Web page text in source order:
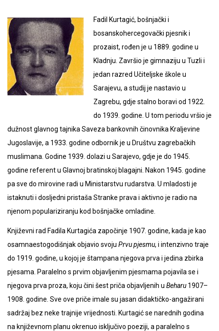
Fadil Kurtagić, bošnjački i
bosanskohercegovački pjesnik i
prozaist, rođen je u 1889. godine u
Kladnju. Završio je gimnaziju u Tuzli i
jedan razred Učiteljske škole u
Sarajevu, a studij je nastavio u
Zagrebu, gdje stalno boravi od 1922.
do 1939. godine. U tom periodu vršio je
dužnost glavnog tajnika Saveza bankovnih činovnika Kraljevine
Jugoslavije, a 1933. godine odbornik je u Društvu zagrebačkih
muslimana. Godine 1939. dolazi u Sarajevo, gdje je do 1945.
godine referent u Glavnoj bratinskoj blagajni. Nakon 1945. godine
pa sve do mirovine radi u Ministarstvu rudarstva. U mladosti je
istaknuti i dosljedni pristaša Stranke prava i aktivno je radio na
njenom populariziranju kod bošnjačke omladine.
Književni rad Fadila Kurtagića započinje 1907. godine, kada je kao
osamnaestogodišnjak objavio svoju Prvu pjesmu, i intenzivno traje
do 1919. godine, u kojoj je štampana njegova prva i jedina zbirka
pjesama. Paralelno s prvim objavljenim pjesmama pojavila se i
njegova prva proza, koju čini šest priča objavljenih u Beharu 1907–
1908. godine. Sve ove priče imale su jasan didaktičko-angažirani
sadržaj bez neke trajnije vrijednosti. Kurtagić se narednih godina
na književnom planu okrenuo isključivo poeziji, a paralelno s